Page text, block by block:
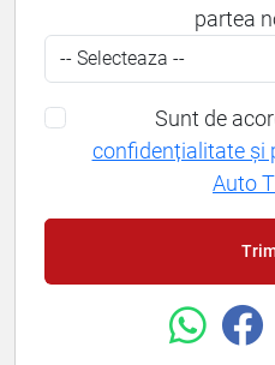
partea
Sunt de
confidențialitate și
Auto